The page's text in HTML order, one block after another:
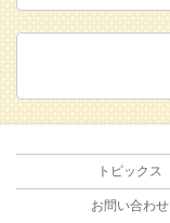
トピックス
お問い合わせ